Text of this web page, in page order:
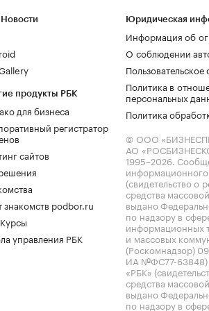
продукты РБК
для бизнеса
регистратор
сайтов
знакомств podbor.ru
управления РБК
Юридическая
Информация об
О соблюдении
Политика в
персональных
Политика
© ООО
АО
1995–2026.
информационного
(свидетельство о
средства
выдано
по надзору в
информационных
и массовых
(Роскомнадзор)
ИА №ФС77-63848)
«РБК»
средства
выдано
по надзору в